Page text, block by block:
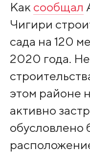
Как сообщал
Чигири
сада на 120
2020 года.
этом районе
активно
обусловлено